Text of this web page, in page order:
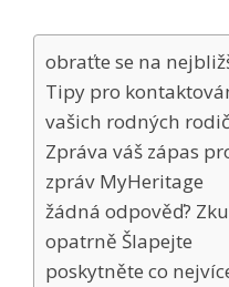
obraťte se na
Tipy pro
vašich rodných
Zpráva váš zápas
zpráv MyHeritage
žádná odpověď?
opatrně Šlapejte
poskytněte co